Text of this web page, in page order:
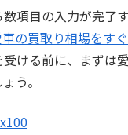
数項目の入力が完了
の買取り相場をす
ける前に、まずは
う。